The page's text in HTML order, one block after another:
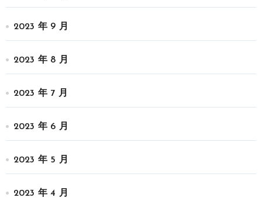
2023 年 9 月
2023 年 8 月
2023 年 7 月
2023 年 6 月
2023 年 5 月
2023 年 4 月